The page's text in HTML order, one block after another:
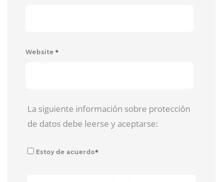
Website *
La siguiente información sobre protección
de datos debe leerse y aceptarse:
Estoy de acuerdo*